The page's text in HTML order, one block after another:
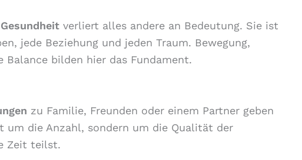
Gesundheit verliert alles andere an Bedeutung. Sie ist
jede Beziehung und jeden Traum. Bewegung,
Balance bilden hier das Fundament.
zu Familie, Freunden oder einem Partner geben
um die Anzahl, sondern um die Qualität der
Zeit teilst.